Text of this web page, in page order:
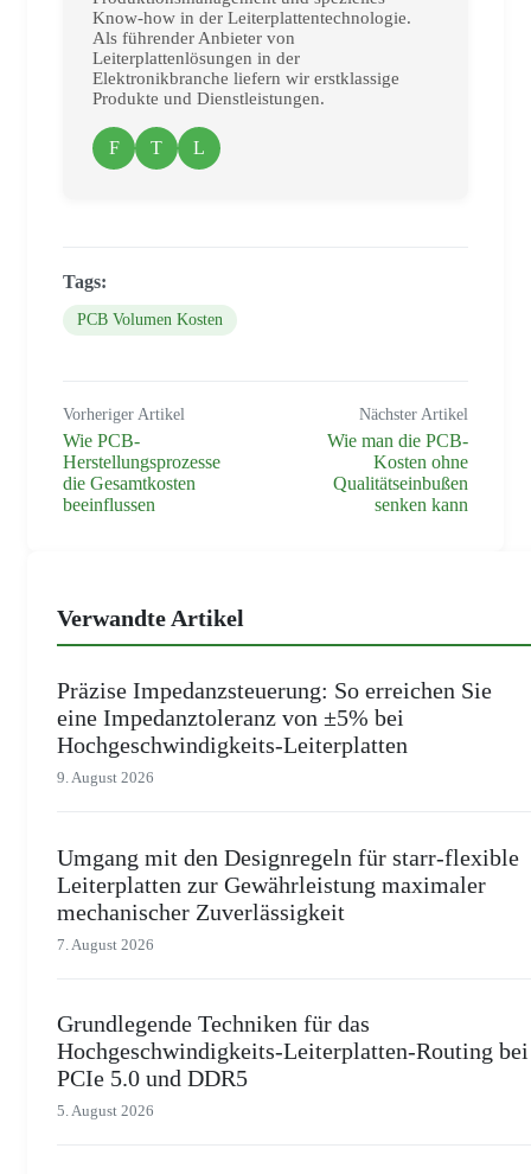
Know-how in der Leiterplattentechnologie.
Als führender Anbieter von
Leiterplattenlösungen in der
Elektronikbranche liefern wir erstklassige
Produkte und Dienstleistungen.
F T L
Tags:
PCB Volumen Kosten
Vorheriger Artikel
Wie PCB-
Herstellungsprozesse
die Gesamtkosten
beeinflussen
Nächster Artikel
Wie man die PCB-
Kosten ohne
Qualitätseinbußen
senken kann
Verwandte Artikel
Präzise Impedanzsteuerung: So erreichen Sie
eine Impedanztoleranz von ±5% bei
Hochgeschwindigkeits-Leiterplatten
9. August 2026
Umgang mit den Designregeln für starr-flexible
Leiterplatten zur Gewährleistung maximaler
mechanischer Zuverlässigkeit
7. August 2026
Grundlegende Techniken für das
Hochgeschwindigkeits-Leiterplatten-Routing bei
PCIe 5.0 und DDR5
5. August 2026